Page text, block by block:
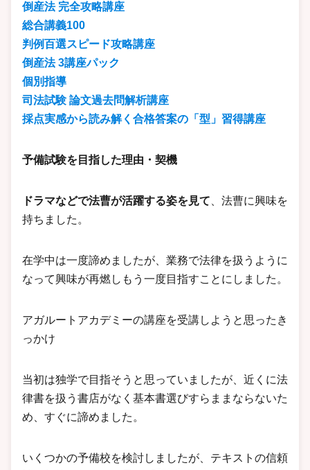
倒産法 完全攻略講座
総合講義100
判例百選スピード攻略講座
倒産法 3講座パック
個別指導
司法試験 論文過去問解析講座
採点実感から読み解く合格答案の「型」習得講座
予備試験を目指した理由・契機
ドラマなどで法曹が活躍する姿を見て 、法曹に興味を
持ちました。
在学中は一度諦めましたが、業務で法律を扱うように
なって興味が再燃しもう一度目指すことにしました。
アガルートアカデミーの講座を受講しようと思ったき
っかけ
当初は独学で目指そうと思っていましたが、近くに法
律書を扱う書店がなく基本書選びすらままならないた
め、すぐに諦めました。
いくつかの予備校を検討しましたが、テキストの信頼